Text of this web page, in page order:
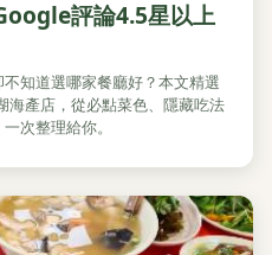
評論4.5星以上
知道選哪家餐廳好？本文精選
海產店，從必點菜色、隱藏吃法
次整理給你。